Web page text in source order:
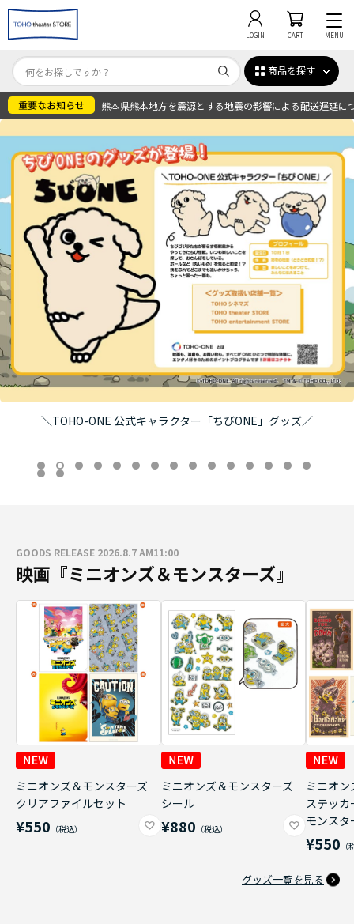
LOGIN CART MENU
商品を探す
熊本県熊本地方を震源とする地震の影響による配送遅延に
＼TOHO-ONE 公式キャラクター「ちびONE」グッズ／
GOODS RELEASE 2026.8.7 AM11:00
映画『ミニオンズ＆モンスターズ』
ミニオンズ＆モンスターズ
クリアファイルセット
¥550
ミニオンズ＆モンスターズ
シール
¥880
ミニオ
ステッ
モンスタ
¥550
グッズ一覧を見る